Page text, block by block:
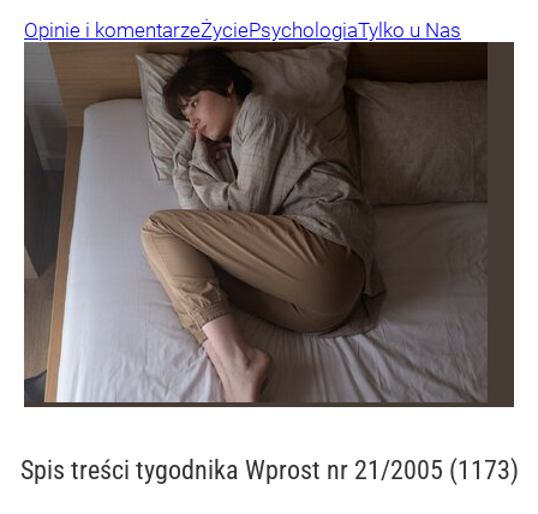
Opinie i komentarzeŻyciePsychologiaTylko u Nas
Spis treści tygodnika Wprost nr 21/2005 (1173)